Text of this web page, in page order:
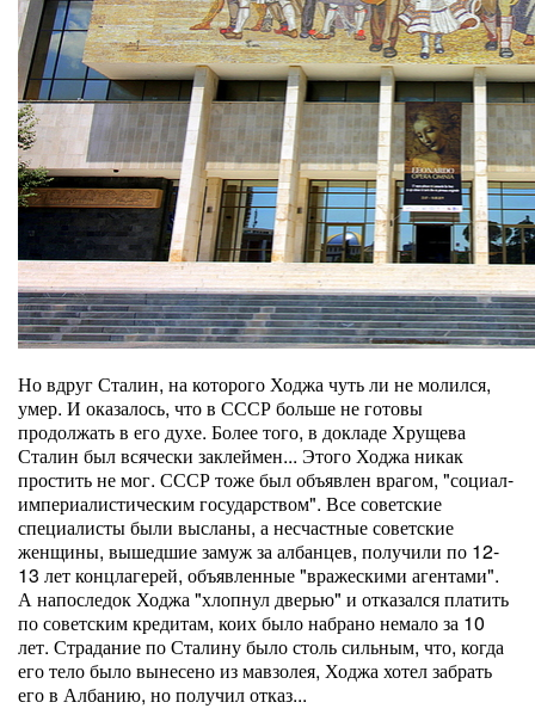
Но вдруг Сталин, на которого Ходжа чуть ли не молился,
умер. И оказалось, что в СССР больше не готовы
продолжать в его духе. Более того, в докладе Хрущева
Сталин был всячески заклеймен... Этого Ходжа никак
простить не мог. СССР тоже был объявлен врагом, "социал-
империалистическим государством". Все советские
специалисты были высланы, а несчастные советские
женщины, вышедшие замуж за албанцев, получили по 12-
13 лет концлагерей, объявленные "вражескими агентами".
А напоследок Ходжа "хлопнул дверью" и отказался платить
по советским кредитам, коих было набрано немало за 10
лет. Страдание по Сталину было столь сильным, что, когда
его тело было вынесено из мавзолея, Ходжа хотел забрать
его в Албанию, но получил отказ...